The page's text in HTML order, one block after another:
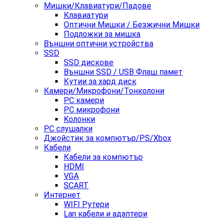
Мишки/Клавиатури/Падове
Клавиатури
Оптични Мишки / Безжични Мишки
Подложки за мишка
Външни оптични устройства
SSD
SSD дискове
Външни SSD / USB Флаш памет
Кутии за хард диск
Камери/Микрофони/Тонколони
PC камери
PC микрофони
Kолонки
PC слушалки
Джойстик за компютър/PS/Xbox
Кабели
Кабели за компютър
HDMI
VGA
SCART
Интернет
WIFI Рутери
Lan кабели и адаптери